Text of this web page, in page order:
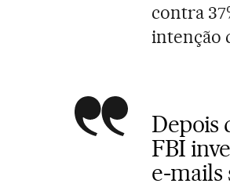
contra
intenção
Depois
FBI
e-mails